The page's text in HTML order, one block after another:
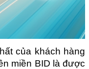
của khách hàng
miền BID là được